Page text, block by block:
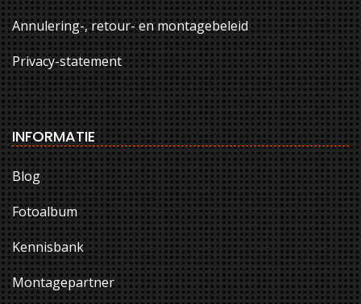
Annulering-, retour- en montagebeleid
Privacy-statement
INFORMATIE
Blog
Fotoalbum
Kennisbank
Montagepartner